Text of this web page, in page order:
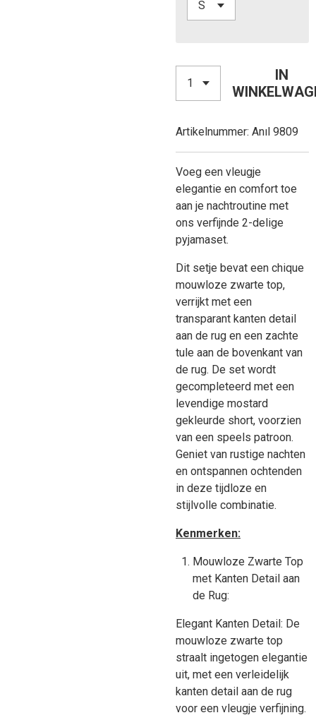
IN
Artikelnummer: Anıl 9809
Voeg een vleugje
elegantie en comfort toe
aan je nachtroutine met
ons verfijnde 2-delige
pyjamaset.
Dit setje bevat een chique
mouwloze zwarte top,
verrijkt met een
transparant kanten detail
aan de rug en een zachte
tule aan de bovenkant van
de rug. De set wordt
gecompleteerd met een
levendige mostard
gekleurde short, voorzien
van een speels patroon.
Geniet van rustige nachten
en ontspannen ochtenden
in deze tijdloze en
stijlvolle combinatie.
Kenmerken:
Mouwloze Zwarte Top
met Kanten Detail aan
de Rug:
Elegant Kanten Detail: De
mouwloze zwarte top
straalt ingetogen elegantie
uit, met een verleidelijk
kanten detail aan de rug
voor een vleugje verfijning.